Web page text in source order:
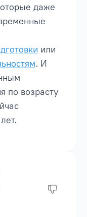
даже
или
. И
по возрасту